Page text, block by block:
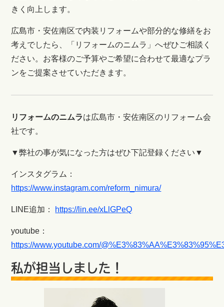
きく向上します。
広島市・安佐南区で内装リフォームや部分的な修繕をお
考えでしたら、「リフォームのニムラ」へぜひご相談く
ださい。お客様のご予算やご希望に合わせて最適なプラ
ンをご提案させていただきます。
リフォームのニムラは広島市・安佐南区のリフォーム会
社です。
▼弊社の事が気になった方はぜひ下記登録ください▼
インスタグラム：
https://www.instagram.com/reform_nimura/
LINE追加： https://lin.ee/xLlGPeQ
youtube：
https://www.youtube.com/
私が担当しました！